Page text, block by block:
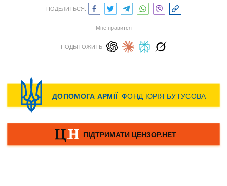
ПОДЕЛИТЬСЯ:
Мне нравится
ПОДЫТОЖИТЬ: